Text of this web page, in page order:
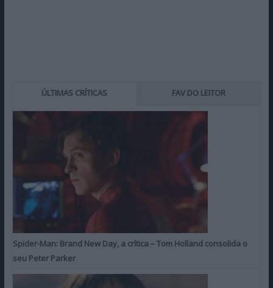
ÚLTIMAS CRÍTICAS FAV DO LEITOR
Spider-Man: Brand New Day, a crítica – Tom Holland consolida o
seu Peter Parker